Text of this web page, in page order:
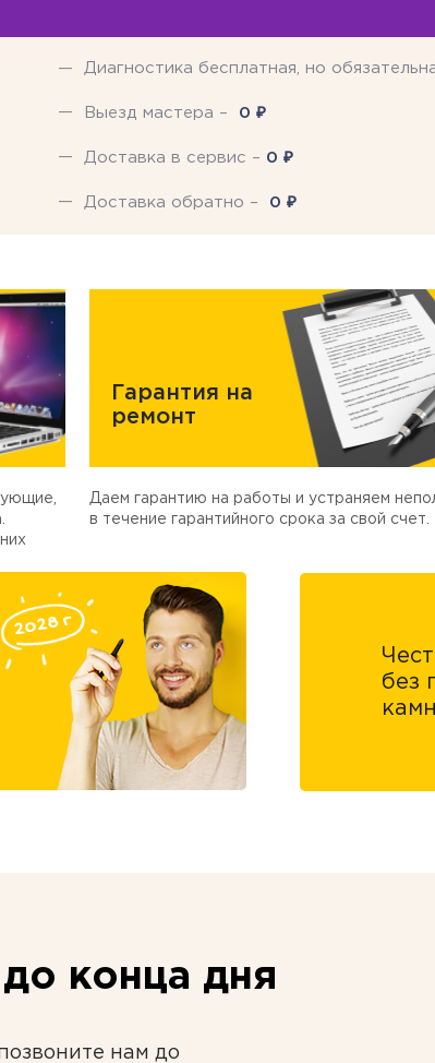
Диагностика бесплатная, но
Выезд мастера – 0 ₽
Доставка в сервис – 0 ₽
Доставка обратно – 0 ₽
Гарантия на
ремонт
Даем гарантию на работы и устраняем
в течение гарантийного срока за свой счет.
без
до конца дня
нам до